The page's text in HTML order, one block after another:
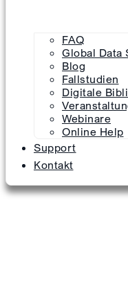
FAQ
Global Data
Blog
Fallstudien
Digitale
Webinare
Online Help
Support
Kontakt